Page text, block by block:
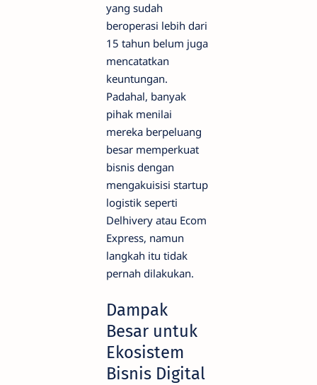
yang sudah
beroperasi lebih dari
15 tahun belum juga
mencatatkan
keuntungan.
Padahal, banyak
pihak menilai
mereka berpeluang
besar memperkuat
bisnis dengan
mengakuisisi startup
logistik seperti
Delhivery atau Ecom
Express, namun
langkah itu tidak
pernah dilakukan.
Dampak
Besar untuk
Ekosistem
Bisnis Digital